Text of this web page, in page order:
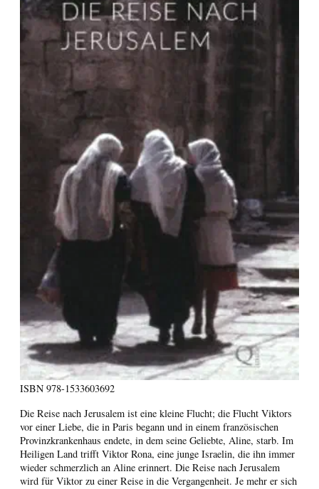
ISBN 978-1533603692
Die Reise nach Jerusalem ist eine kleine Flucht; die Flucht Viktors
vor einer Liebe, die in Paris begann und in einem französischen
Provinzkrankenhaus endete, in dem seine Geliebte, Aline, starb. Im
Heiligen Land trifft Viktor Rona, eine junge Israelin, die ihn immer
wieder schmerzlich an Aline erinnert. Die Reise nach Jerusalem
wird für Viktor zu einer Reise in die Vergangenheit. Je mehr er sich